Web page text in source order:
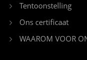
Tentoonstelling
Ons certificaat
WAAROM VOOR